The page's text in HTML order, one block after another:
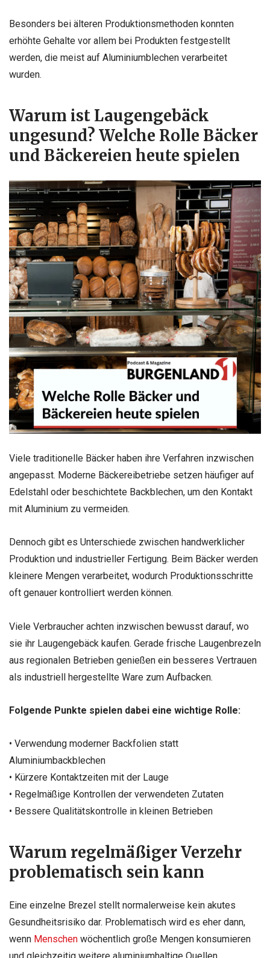
Besonders bei älteren Produktionsmethoden konnten
erhöhte Gehalte vor allem bei Produkten festgestellt
werden, die meist auf Aluminiumblechen verarbeitet
wurden.
Warum ist Laugengebäck
ungesund? Welche Rolle Bäcker
und Bäckereien heute spielen
Viele traditionelle Bäcker haben ihre Verfahren inzwischen
angepasst. Moderne Bäckereibetriebe setzen häufiger auf
Edelstahl oder beschichtete Backblechen, um den Kontakt
mit Aluminium zu vermeiden.
Dennoch gibt es Unterschiede zwischen handwerklicher
Produktion und industrieller Fertigung. Beim Bäcker werden
kleinere Mengen verarbeitet, wodurch Produktionsschritte
oft genauer kontrolliert werden können.
Viele Verbraucher achten inzwischen bewusst darauf, wo
sie ihr Laugengebäck kaufen. Gerade frische Laugenbrezeln
aus regionalen Betrieben genießen ein besseres Vertrauen
als industriell hergestellte Ware zum Aufbacken.
Folgende Punkte spielen dabei eine wichtige Rolle:
• Verwendung moderner Backfolien statt
Aluminiumbackblechen
• Kürzere Kontaktzeiten mit der Lauge
• Regelmäßige Kontrollen der verwendeten Zutaten
• Bessere Qualitätskontrolle in kleinen Betrieben
Warum regelmäßiger Verzehr
problematisch sein kann
Eine einzelne Brezel stellt normalerweise kein akutes
Gesundheitsrisiko dar. Problematisch wird es eher dann,
wenn Menschen wöchentlich große Mengen konsumieren